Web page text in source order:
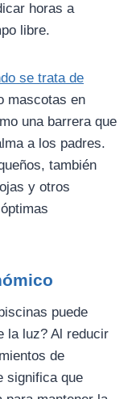
horas a
libre.
se trata de
mascotas en
una barrera que
a los padres.
también
y otros
puede
la luz? Al reducir
de
significa que